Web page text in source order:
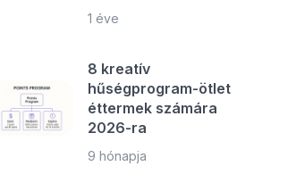
1 éve
8 kreatív
hűségprogram-ötlet
éttermek számára
2026-ra
9 hónapja